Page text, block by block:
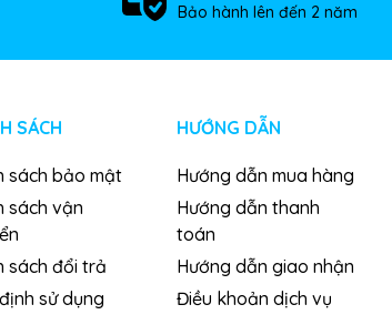
Bảo hành lên đến 2 năm
SÁCH
sách bảo mật
sách vận
sách đổi trả
sử dụng
HƯỚNG DẪN
Hướng dẫn mua hàng
Hướng dẫn thanh
toán
Hướng dẫn giao nhận
Điều khoản dịch vụ